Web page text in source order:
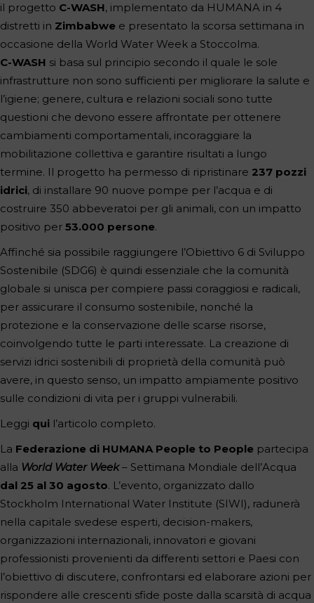
il progetto C-WASH, implementato da HUMANA in 4
distretti in Zimbabwe e presentato la scorsa settimana in
occasione della World Water Week a Stoccolma.
C-WASH si basa sul principio secondo il quale le sole
infrastrutture non sono sufficienti per migliorare la salute e
l’igiene; genere, cultura e relazioni sociali sono tutte
questioni che devono essere affrontate per ottenere
cambiamenti comportamentali, incoraggiare la
mobilitazione collettiva e garantire risultati a lungo
termine. Il progetto ha permesso di ripristinare 237 pozzi
idrici, di installare 90 nuove pompe per l’acqua e di
costruire 350 abbeveratoi per gli animali, con un impatto
positivo per 53.000 persone.
Affinché sia possibile raggiungere l’Obiettivo 6 di Sviluppo
Sostenibile (SDG6) è quindi essenziale che la comunità
globale si unisca per compiere passi coraggiosi e radicali,
per assicurare il consumo sostenibile, nonché la
protezione e la conservazione delle scarse risorse,
coinvolgendo tutte le parti interessate. La creazione di
servizi idrici sostenibili di proprietà della comunità può
avere, in questo senso, un impatto ampiamente positivo
sulle condizioni di vita per i gruppi vulnerabili.
Leggi qui l’articolo completo.
La Federazione di HUMANA People to People partecipa
alla World Water Week– Settimana Mondiale dell’Acqua
dal 25 al 30 agosto. L’evento, organizzato dallo
Stockholm International Water Institute (SIWI), radunerà
nella capitale svedese esperti, decision-makers,
organizzazioni internazionali, innovatori e giovani
professionisti provenienti da differenti settori e Paesi con
l’obiettivo di discutere, confrontarsi ed elaborare azioni per
rispondere alle crescenti sfide poste dalla scarsità di acqua